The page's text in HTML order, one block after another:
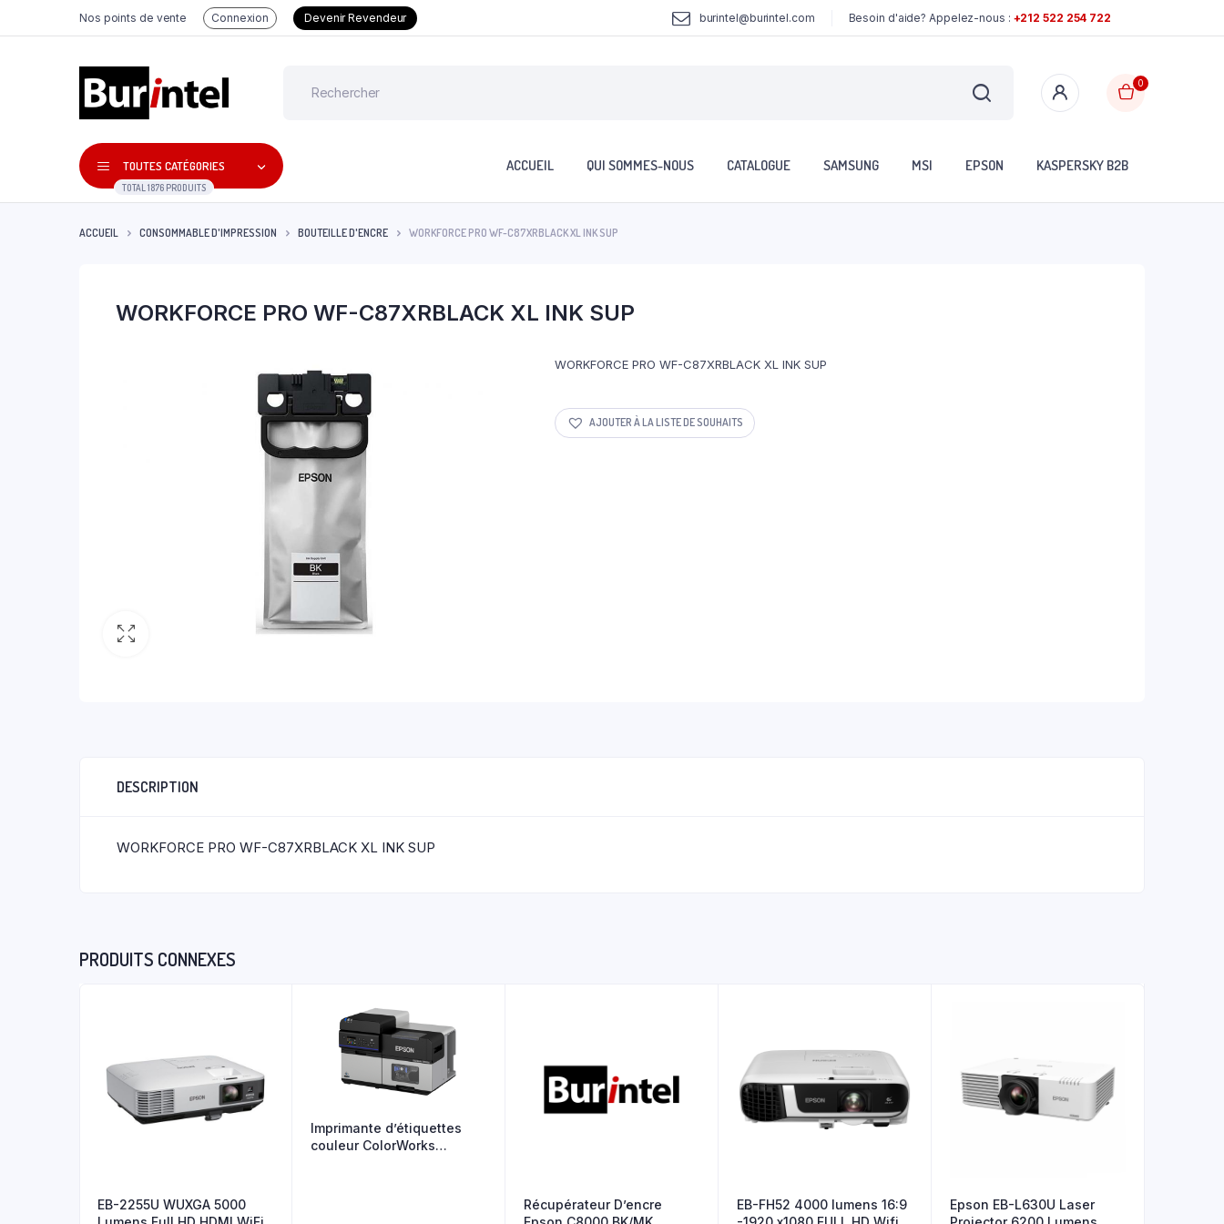
Nos points de vente Connexion Devenir Revendeur burintel@burintel.com Besoin d'aide? Appelez-nous : +212 522 254 722
0
TOUTES CATÉGORIES
TOTAL 1876 PRODUITS
ACCUEIL QUI SOMMES-NOUS CATALOGUE SAMSUNG MSI EPSON KASPERSKY B2B
ACCUEIL CONSOMMABLE D'IMPRESSION BOUTEILLE D'ENCRE WORKFORCE PRO WF-C87XRBLACK XL INK SUP
WORKFORCE PRO WF-C87XRBLACK XL INK SUP
WORKFORCE PRO WF-C87XRBLACK XL INK SUP
AJOUTER À LA LISTE DE SOUHAITS
DESCRIPTION
WORKFORCE PRO WF-C87XRBLACK XL INK SUP
PRODUITS CONNEXES
EB-2255U WUXGA 5000
Imprimante d’étiquettes
couleur ColorWorks
Récupérateur D’encre
EB-FH52 4000 lumens 16:9
Epson EB-L630U Laser